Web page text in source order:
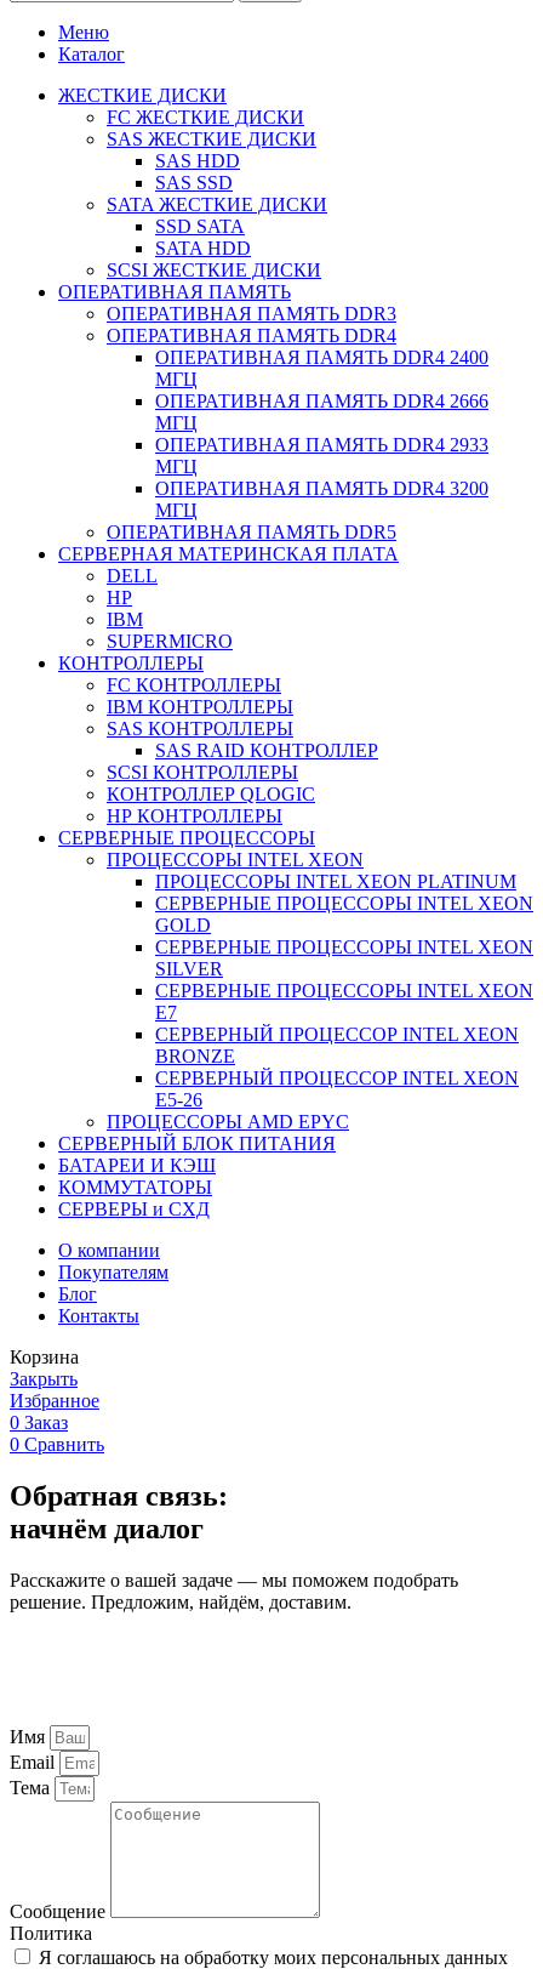
Меню
Каталог
ЖЕСТКИЕ ДИСКИ
FC ЖЕСТКИЕ ДИСКИ
SAS ЖЕСТКИЕ ДИСКИ
SAS HDD
SAS SSD
SATA ЖЕСТКИЕ ДИСКИ
SSD SATA
SATA HDD
SCSI ЖЕСТКИЕ ДИСКИ
ОПЕРАТИВНАЯ ПАМЯТЬ
ОПЕРАТИВНАЯ ПАМЯТЬ DDR3
ОПЕРАТИВНАЯ ПАМЯТЬ DDR4
ОПЕРАТИВНАЯ ПАМЯТЬ DDR4 2400
МГЦ
ОПЕРАТИВНАЯ ПАМЯТЬ DDR4 2666
МГЦ
ОПЕРАТИВНАЯ ПАМЯТЬ DDR4 2933
МГЦ
ОПЕРАТИВНАЯ ПАМЯТЬ DDR4 3200
МГЦ
ОПЕРАТИВНАЯ ПАМЯТЬ DDR5
СЕРВЕРНАЯ МАТЕРИНСКАЯ ПЛАТА
DELL
HP
IBM
SUPERMICRO
КОНТРОЛЛЕРЫ
FC КОНТРОЛЛЕРЫ
IBM КОНТРОЛЛЕРЫ
SAS КОНТРОЛЛЕРЫ
SAS RAID КОНТРОЛЛЕР
SCSI КОНТРОЛЛЕРЫ
КОНТРОЛЛЕР QLOGIC
НР КОНТРОЛЛЕРЫ
СЕРВЕРНЫЕ ПРОЦЕССОРЫ
ПРОЦЕССОРЫ INTEL XEON
ПРОЦЕССОРЫ INTEL XEON PLATINUM
СЕРВЕРНЫЕ ПРОЦЕССОРЫ INTEL XEON
GOLD
СЕРВЕРНЫЕ ПРОЦЕССОРЫ INTEL XEON
SILVER
СЕРВЕРНЫЕ ПРОЦЕССОРЫ INTEL XEON
Е7
СЕРВЕРНЫЙ ПРОЦЕССОР INTEL XEON
BRONZE
СЕРВЕРНЫЙ ПРОЦЕССОР INTEL XEON
Е5-26
ПРОЦЕССОРЫ AMD EPYC
СЕРВЕРНЫЙ БЛОК ПИТАНИЯ
БАТАРЕИ И КЭШ
КОММУТАТОРЫ
СЕРВЕРЫ и СХД
О компании
Покупателям
Блог
Контакты
Корзина
Закрыть
Избранное
0 Заказ
0 Сравнить
Обратная связь:
начнём диалог
Расскажите о вашей задаче — мы поможем подобрать
решение. Предложим, найдём, доставим.
Имя
Email
Тема
Сообщение
Политика
Я соглашаюсь на обработку моих персональных данных